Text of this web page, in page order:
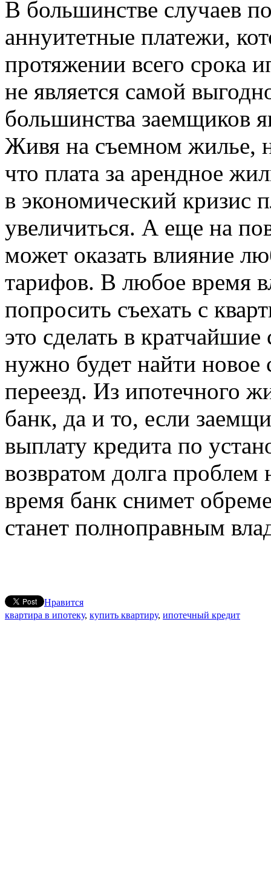
В большинстве случаев
аннуитетные платежи,
протяжении всего срока
не является самой
большинства заемщиков
Живя на съемном жилье,
что плата за арендное
в экономический кризис
увеличиться. А еще на
может оказать влияние
тарифов. В любое время
попросить съехать с
это сделать в
нужно будет найти
переезд. Из ипотечного
банк, да и то, если
выплату кредита по
возвратом долга проблем
время банк снимет
станет полноправным
Нравится
квартира в ипотеку, купить квартиру, ипотечный кредит